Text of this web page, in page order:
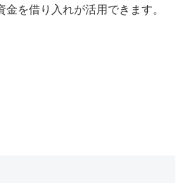
を借り入れが活用できます。